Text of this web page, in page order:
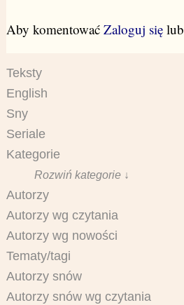
Aby komentować Zaloguj sięlub
Teksty
English
Sny
Seriale
Kategorie
Rozwiń kategorie ↓
Autorzy
Autorzy wg czytania
Autorzy wg nowości
Tematy/tagi
Autorzy snów
Autorzy snów wg czytania